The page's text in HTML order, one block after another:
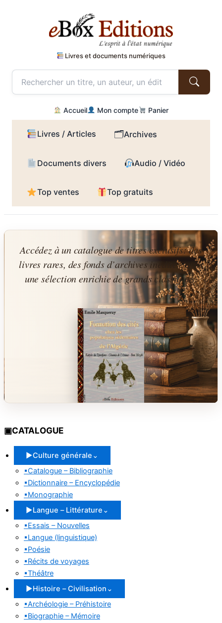
Livres et documents numériques
Accueil Mon compte Panier
Livres / Articles 🗂Archives
Documents divers Audio / Vidéo
Top ventes Top gratuits
au
Accédez à un catalogue de titres exclusifs: des
livres rares, des fonds d’archives inédites, avec
une sélection enrichie de grands classiques.
▣CATALOGUE
▶Culture générale ⌄
▪Catalogue – Bibliographie
▪Dictionnaire – Encyclopédie
▪Monographie
▶Langue – Littérature ⌄
▪Essais – Nouvelles
▪Langue (linguistique)
▪Poésie
▪Récits de voyages
▪Théâtre
▶Histoire – Civilisation ⌄
▪Archéologie – Préhistoire
▪Biographie – Mémoire